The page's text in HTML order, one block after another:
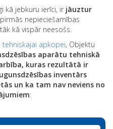
kā jebkuru ierīci, ir jāuztur
nepieciešamības
kā vispār neesošs.
apkopei, Objektu
aparātu tehniskā
kuras rezultātā ir
inventārs
un ka tam nav neviens no
: